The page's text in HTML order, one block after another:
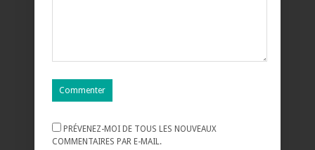
PRÉVENEZ-MOI DE TOUS LES NOUVEAUX
COMMENTAIRES PAR E-MAIL.